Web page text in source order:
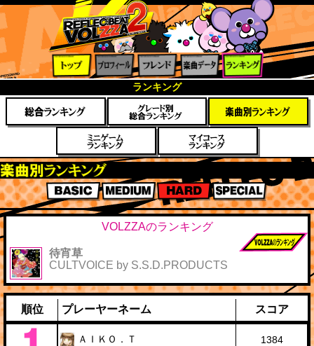
ィール
フレン
ド
楽曲デ
ータ
ング
ランキング
楽曲別スコアランキング
BASIC MEDIUM HARD SPECIAL
VOLZZAのランキング
待宵草
CULTVOICE by S.S.D.PRODUCTS
順位 プレーヤーネーム スコア
ＡＩＫＯ．Ｔ 1384